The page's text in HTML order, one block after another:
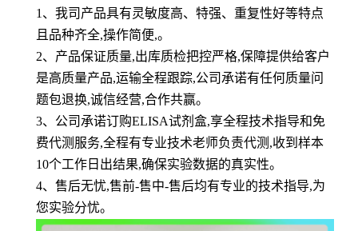
1 、 我司产品具有灵敏度高、特强、重复性好等特点
且品种齐全,操作简便,。
2、产品保证质量,出库质检把控严格,保障提供给客户
是高质量产品,运输全程跟踪,公司承诺有任何质量问
题包退换,诚信经营,合作共赢。
3、公司承诺订购ELISA试剂盒,享全程技术指导和免
费代测服务,全程有专业技术老师负责代测,收到样本
10个工作日出结果,确保实验数据的真实性。
4、售后无忧,售前-售中-售后均有专业的技术指导,为
您实验分忧。